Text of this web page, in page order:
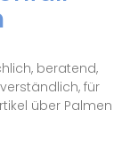
beratend,
für
über Palmen